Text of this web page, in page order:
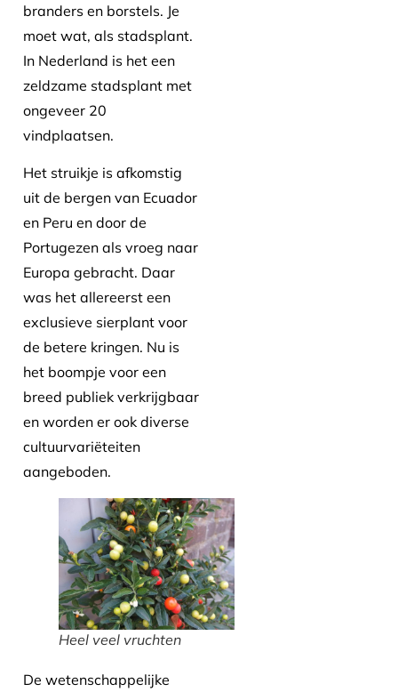
branders en borstels. Je
moet wat, als stadsplant.
In Nederland is het een
zeldzame stadsplant met
ongeveer 20
vindplaatsen.
Het struikje is afkomstig
uit de bergen van Ecuador
en Peru en door de
Portugezen als vroeg naar
Europa gebracht. Daar
was het allereerst een
exclusieve sierplant voor
de betere kringen. Nu is
het boompje voor een
breed publiek verkrijgbaar
en worden er ook diverse
cultuurvariëteiten
aangeboden.
Heel veel vruchten
De wetenschappelijke